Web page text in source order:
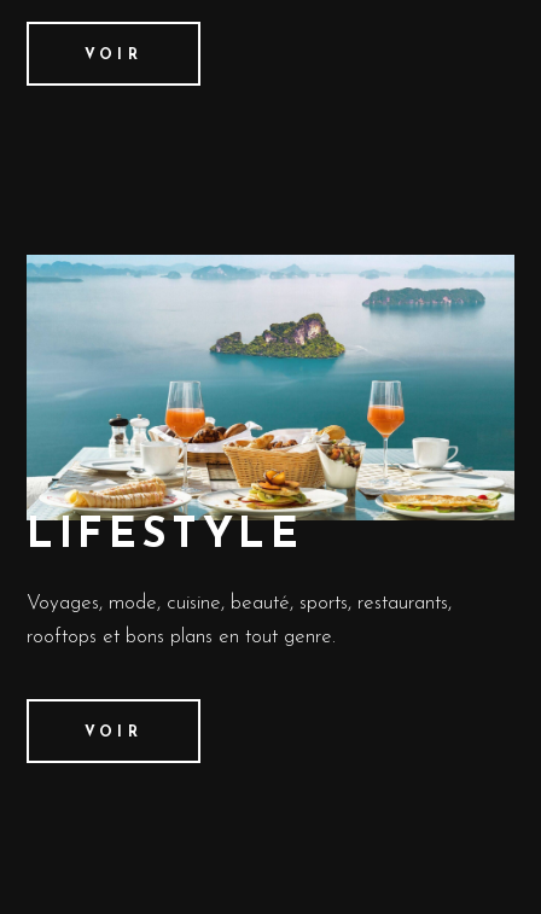
VOIR
LIFESTYLE
Voyages, mode, cuisine, beauté, sports, restaurants,
rooftops et bons plans en tout genre.
VOIR